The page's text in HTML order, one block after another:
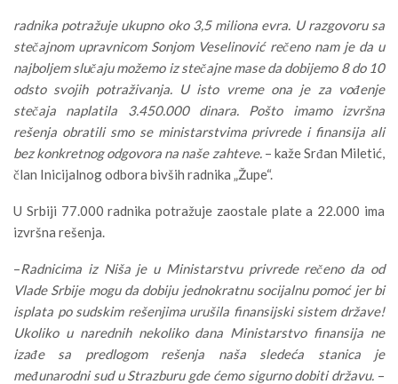
radnika potražuje ukupno oko 3,5 miliona evra. U razgovoru sa
stečajnom upravnicom Sonjom Veselinović rečeno nam je da u
najboljem slučaju možemo iz stečajne mase da dobijemo 8 do 10
odsto svojih potraživanja. U isto vreme ona je za vođenje
stečaja naplatila 3.450.000 dinara. Pošto imamo izvršna
rešenja obratili smo se ministarstvima privrede i finansija ali
bez konkretnog odgovora na naše zahteve.– kaže Srđan Miletić,
član Inicijalnog odbora bivših radnika „Župe“.
U Srbiji 77.000 radnika potražuje zaostale plate a 22.000 ima
izvršna rešenja.
–Radnicima iz Niša je u Ministarstvu privrede rečeno da od
Vlade Srbije mogu da dobiju jednokratnu socijalnu pomoć jer bi
isplata po sudskim rešenjima urušila finansijski sistem države!
Ukoliko u narednih nekoliko dana Ministarstvo finansija ne
izađe sa predlogom rešenja naša sledeća stanica je
međunarodni sud u Strazburu gde ćemo sigurno dobiti državu. –